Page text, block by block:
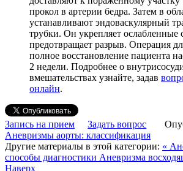
прокол в артерии бедра. Затем в
устанавливают эндоваскулярный
трубки. Он укрепляет ослабленные
предотвращает разрыв. Операция
полное восстановление пациента
2 недели. Подробнее о
вмешательствах узнайте, задав
онлайн.
Запись на прием Задать вопрос
Аневризмы аорты: классификация
Другие материалы в этой категории: «
способы диагностики Аневризма
Наверх